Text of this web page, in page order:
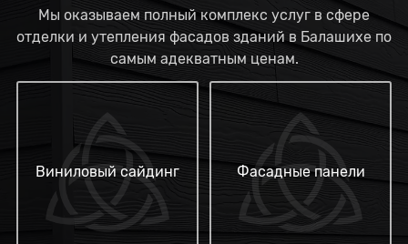
Мы оказываем полный комплекс услуг в сфере
отделки и утепления фасадов зданий в Балашихе по
самым адекватным ценам.
Виниловый сайдинг Фасадные панели